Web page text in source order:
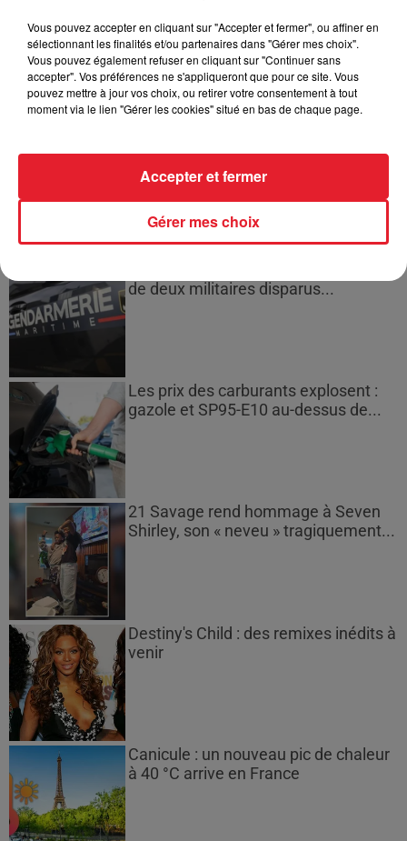
Des vitres tombent de la tour
Montparnasse : des désaccords
entre...
plusieurs semaines avant
l'extinction...
de deux militaires disparus...
Les prix des carburants explosent :
gazole et SP95-E10 au-dessus de...
21 Savage rend hommage à Seven
Shirley, son « neveu » tragiquement...
Destiny's Child : des remixes inédits à
venir
Canicule : un nouveau pic de chaleur
à 40 °C arrive en France
Vous pouvez accepter en cliquant sur "Accepter et fermer", ou affiner en
sélectionnant les finalités et/ou partenaires dans "Gérer mes choix".
Vous pouvez également refuser en cliquant sur "Continuer sans
accepter". Vos préférences ne s'appliqueront que pour ce site. Vous
pouvez mettre à jour vos choix, ou retirer votre consentement à tout
moment via le lien "Gérer les cookies" situé en bas de chaque page.
Gérer mes choix
Accepter et fermer